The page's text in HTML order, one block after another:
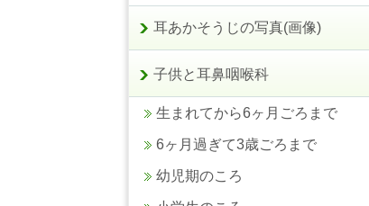
耳あかそうじの写真(画像)
子供と耳鼻咽喉科
生まれてから6ヶ月ごろまで
6ヶ月過ぎて3歳ごろまで
幼児期のころ